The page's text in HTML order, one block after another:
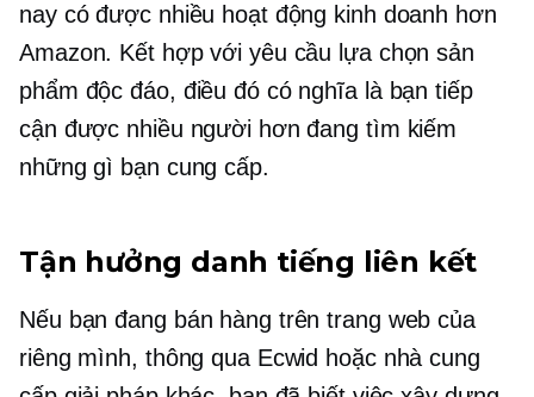
nay có được nhiều hoạt động kinh doanh hơn
Amazon. Kết hợp với yêu cầu lựa chọn sản
phẩm độc đáo, điều đó có nghĩa là bạn tiếp
cận được nhiều người hơn đang tìm kiếm
những gì bạn cung cấp.
Tận hưởng danh tiếng liên kết
Nếu bạn đang bán hàng trên trang web của
riêng mình, thông qua Ecwid hoặc nhà cung